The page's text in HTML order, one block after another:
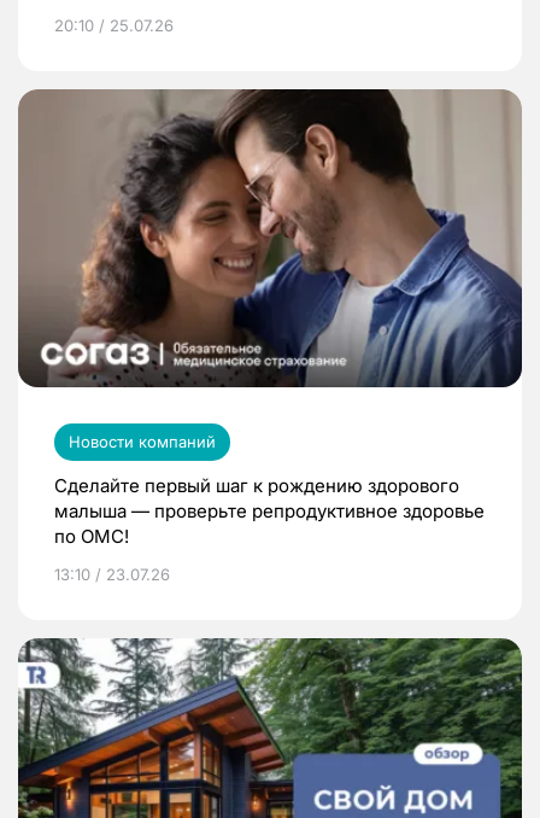
20:10 / 25.07.26
Новости компаний
Сделайте первый шаг к рождению здорового
малыша — проверьте репродуктивное здоровье
по ОМС!
13:10 / 23.07.26